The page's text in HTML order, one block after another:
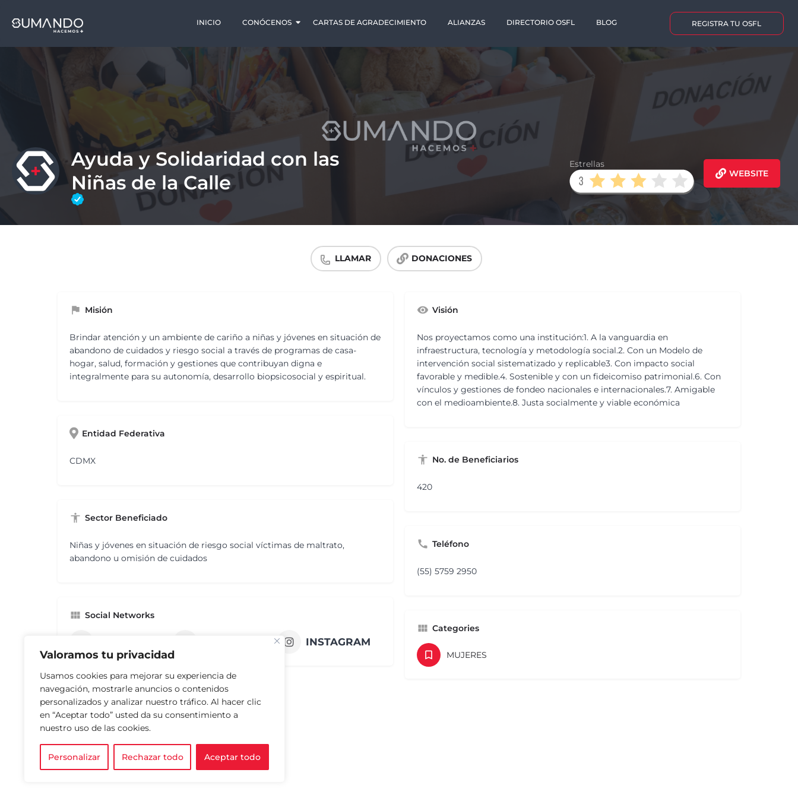
Valoramos tu privacidad
Usamos cookies para mejorar su experiencia de
navegación, mostrarle anuncios o contenidos
personalizados y analizar nuestro tráfico. Al hacer clic
en “Aceptar todo” usted da su consentimiento a
nuestro uso de las cookies.
Personalizar Rechazar todo Aceptar todo
INICIO CONÓCENOS CARTAS DE AGRADECIMIENTO ALIANZAS DIRECTORIO OSFL BLOG REGISTRA TU OSFL
Ayuda y Solidaridad con las
Niñas de la Calle
Estrellas
WEBSITE
LLAMAR DONACIONES
Misión
Brindar atención y un ambiente de cariño a niñas y jóvenes en situación de
abandono de cuidados y riesgo social a través de programas de casa-
hogar, salud, formación y gestiones que contribuyan digna e
integralmente para su autonomía, desarrollo biopsicosocial y espiritual.
Visión
Nos proyectamos como una institución:1. A la vanguardia en
infraestructura, tecnología y metodología social.2. Con un Modelo de
intervención social sistematizado y replicable3. Con impacto social
favorable y medible.4. Sostenible y con un fideicomiso patrimonial.6. Con
vínculos y gestiones de fondeo nacionales e internacionales.7. Amigable
con el medioambiente.8. Justa socialmente y viable económica
Entidad Federativa
CDMX No. de Beneficiarios
420
Sector Beneficiado
Niñas y jóvenes en situación de riesgo social víctimas de maltrato,
abandono u omisión de cuidados
Teléfono
(55) 5759 2950
Social Networks
INSTAGRAM
Categories
MUJERES